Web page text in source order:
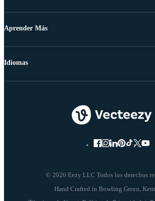
Aprender Más
© 2026 Eezy LLC Todos los derechos
Idiomas